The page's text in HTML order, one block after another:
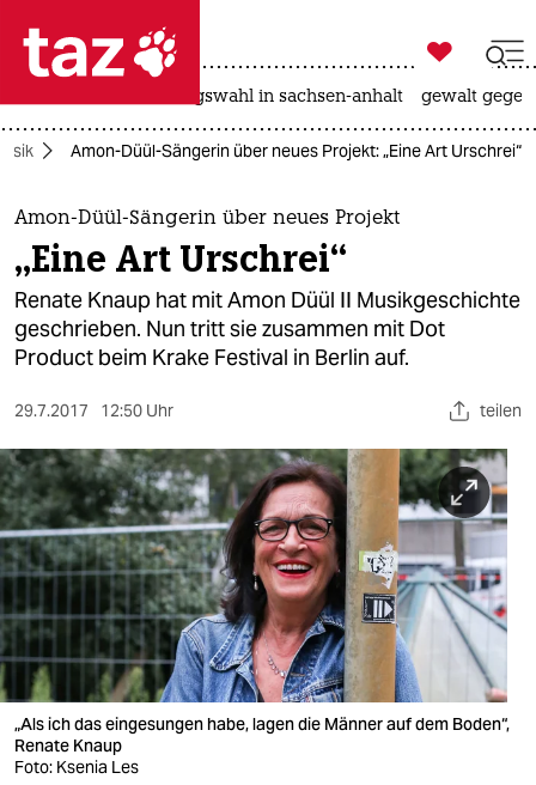
 taz zahl ich
taz zahl ich
themen
politik
öko
sport
berlin
wahrheit
verlag
verlag

taz zahl ich
landtagswahl in sachsen-anhalt gewalt
Amon-Düül-Sängerin über neues Projekt: „Eine Art Urschrei“
Amon-Düül-Sängerin über neues Projekt
„Eine Art Urschrei“
Renate Knaup hat mit Amon Düül II Musikgeschichte
geschrieben. Nun tritt sie zusammen mit Dot
Product beim Krake Festival in Berlin auf.
29.7.2017 12:50 Uhr teilen
„Als ich das eingesungen habe, lagen die Männer auf dem Boden“,
Renate Knaup
Foto: Ksenia Les